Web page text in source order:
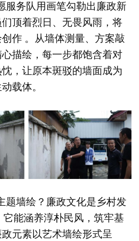
服务队用画笔勾勒出廉政新
顶着烈日、无畏风雨，将
作 。从墙体测量、方案敲
描绘，每一步都饱含着对
，让原本斑驳的墙面成为
载体。
题墙绘？廉政文化是乡村发
它能涵养淳朴民风，筑牢基
元素以艺术墙绘形式呈